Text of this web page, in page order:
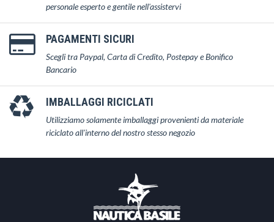
personale esperto e gentile nell'assistervi
PAGAMENTI SICURI
Scegli tra Paypal, Carta di Credito, Postepay e Bonifico
Bancario
IMBALLAGGI RICICLATI
Utilizziamo solamente imballaggi provenienti da materiale
riciclato all'interno del nostro stesso negozio